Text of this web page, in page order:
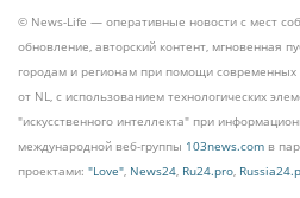
© News-Life — оперативные новости с мест
обновление, авторский контент, мгновенная
городам и регионам при помощи
от NL, с использованием технологических
"искусственного интеллекта" при
международной веб-группы 103news.com в
проектами: "Love", News24, Ru24.pro,